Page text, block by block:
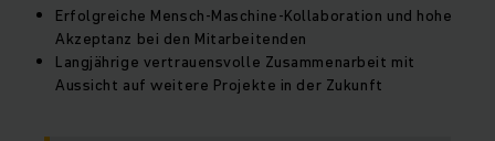
Erfolgreiche Mensch-Maschine-Kollaboration und hohe
Akzeptanz bei den Mitarbeitenden
Langjährige vertrauensvolle Zusammenarbeit mit
Aussicht auf weitere Projekte in der Zukunft